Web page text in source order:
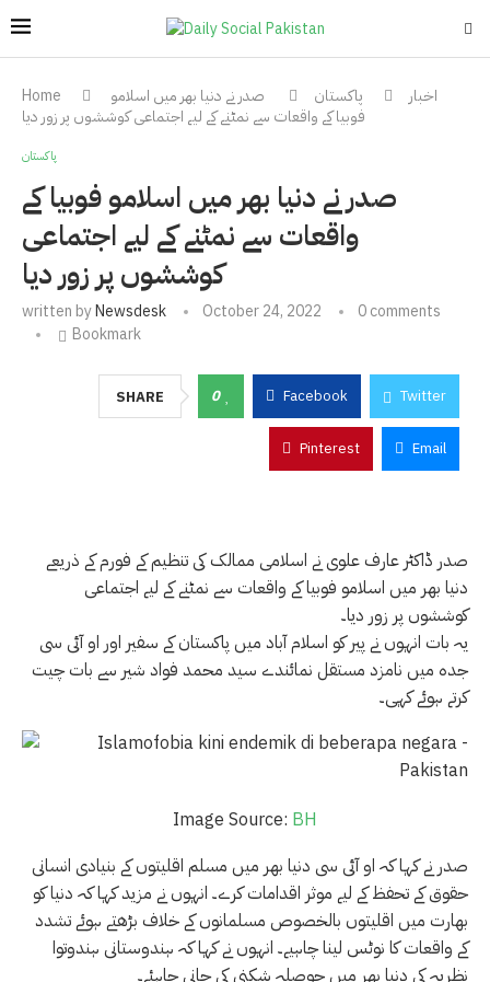
Home اخبار پاکستان
صدر نے دنیا بھر میں اسلامو
فوبیا کے واقعات سے نمٹنے کے لیے اجتماعی کوششوں پر زور دیا
پاکستان
صدر نے دنیا بھر میں اسلامو فوبیا کے
واقعات سے نمٹنے کے لیے اجتماعی
کوششوں پر زور دیا
written byNewsdesk October 24, 2022
0 comments
Bookmark
SHARE 0 Facebook Twitter
Pinterest Email
صدر ڈاکٹر عارف علوی نے اسلامی ممالک کی تنظیم کے فورم کے ذریعے
دنیا بھر میں اسلامو فوبیا کے واقعات سے نمٹنے کے لیے اجتماعی
کوششوں پر زور دیا۔
یہ بات انہوں نے پیر کو اسلام آباد میں پاکستان کے سفیر اور او آئی سی
جدہ میں نامزد مستقل نمائندے سید محمد فواد شیر سے بات چیت
کرتے ہوئے کہی۔
Image Source: BH
صدر نے کہا کہ او آئی سی دنیا بھر میں مسلم اقلیتوں کے بنیادی انسانی
حقوق کے تحفظ کے لیے موثر اقدامات کرے۔ انہوں نے مزید کہا کہ دنیا کو
بھارت میں اقلیتوں بالخصوص مسلمانوں کے خلاف بڑھتے ہوئے تشدد
کے واقعات کا نوٹس لینا چاہیے۔ انہوں نے کہا کہ ہندوستانی ہندوتوا
نظریہ کی دنیا بھر میں حوصلہ شکنی کی جانی چاہئے۔